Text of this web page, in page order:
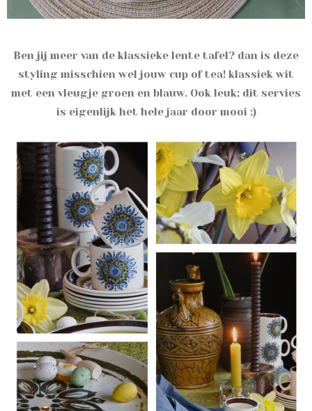
Ben jij meer van de klassieke lente tafel? dan is deze
styling misschien wel jouw cup of tea! klassiek wit
met een vleugje groen en blauw. Ook leuk; dit servies
is eigenlijk het hele jaar door mooi ;)